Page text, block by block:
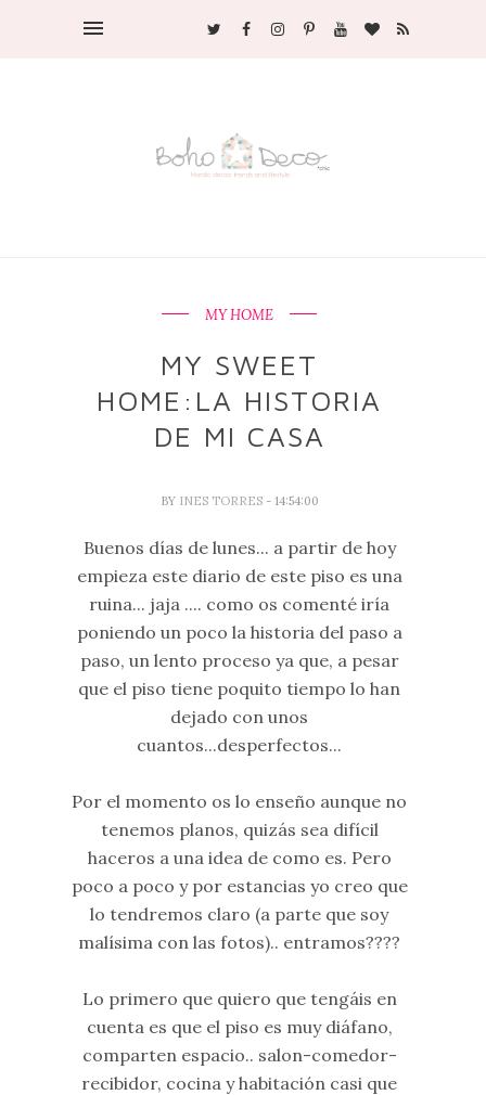
MY HOME
MY SWEET
HOME:LA HISTORIA
DE MI CASA
BY INES TORRES - 14:54:00
Buenos días de lunes... a partir de hoy
empieza este diario de este piso es una
ruina... jaja .... como os comenté iría
poniendo un poco la historia del paso a
paso, un lento proceso ya que, a pesar
que el piso tiene poquito tiempo lo han
dejado con unos
cuantos...desperfectos...
Por el momento os lo enseño aunque no
tenemos planos, quizás sea difícil
haceros a una idea de como es. Pero
poco a poco y por estancias yo creo que
lo tendremos claro (a parte que soy
malísima con las fotos).. entramos????
Lo primero que quiero que tengáis en
cuenta es que el piso es muy diáfano,
comparten espacio.. salon-comedor-
recibidor, cocina y habitación casi que